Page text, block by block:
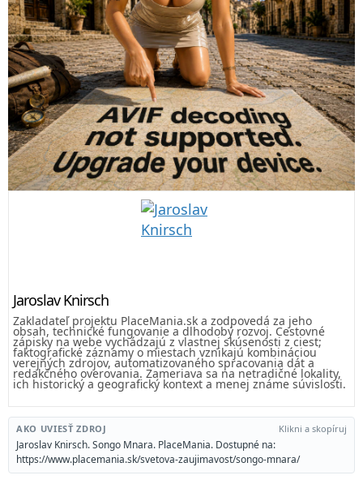
Jaroslav Knirsch
Zakladateľ projektu PlaceMania.sk a zodpovedá za jeho
obsah, technické fungovanie a dlhodobý rozvoj. Cestovné
zápisky na webe vychádzajú z vlastnej skúsenosti z ciest;
faktografické záznamy o miestach vznikajú kombináciou
verejných zdrojov, automatizovaného spracovania dát a
redakčného overovania. Zameriava sa na netradičné lokality,
ich historický a geografický kontext a menej známe súvislosti.
AKO UVIESŤ ZDROJ Klikni a skopíruj
Jaroslav Knirsch. Songo Mnara. PlaceMania. Dostupné na:
https://www.placemania.sk/svetova-zaujimavost/songo-mnara/